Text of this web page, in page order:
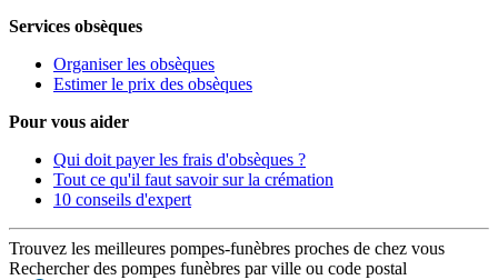
Services obsèques
Organiser les obsèques
Estimer le prix des obsèques
Pour vous aider
Qui doit payer les frais d'obsèques ?
Tout ce qu'il faut savoir sur la crémation
10 conseils d'expert
Trouvez les meilleures pompes-funèbres proches de chez vous
Rechercher des pompes funèbres par ville ou code postal